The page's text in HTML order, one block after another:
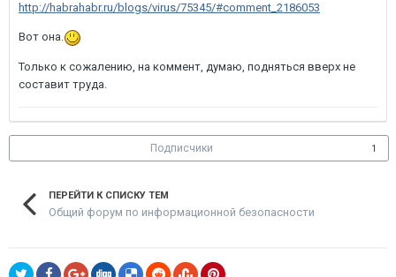
http://habrahabr.ru/blogs/virus/75345/#comment_2186053
Вот она.
Только к сожалению, на коммент, думаю, подняться вверх не
составит труда.
Подписчики 1
ПЕРЕЙТИ К СПИСКУ ТЕМ
Общий форум по информационной безопасности